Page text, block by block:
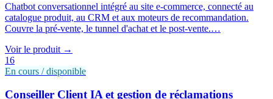
Chatbot conversationnel intégré au site e-commerce, connecté au
catalogue produit, au CRM et aux moteurs de recommandation.
Couvre la pré-vente, le tunnel d'achat et le post-vente.…
Voir le produit →
16
En cours / disponible
Conseiller Client IA et gestion de réclamations